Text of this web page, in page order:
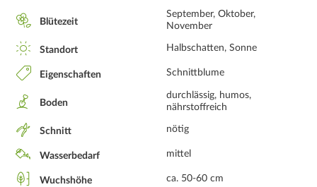
Blütezeit
September, Oktober,
November
Standort Halbschatten, Sonne
Eigenschaften Schnittblume
Boden
durchlässig, humos,
nährstoffreich
Schnitt nötig
Wasserbedarf mittel
Wuchshöhe ca. 50-60 cm